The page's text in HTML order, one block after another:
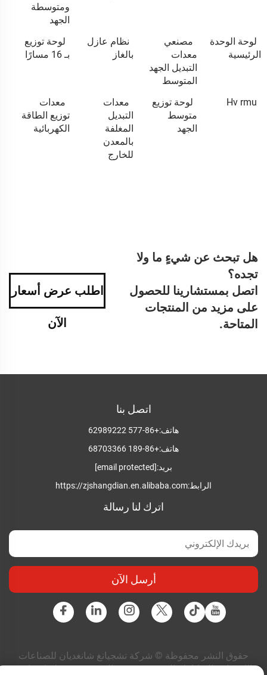
ومتوسطة
الجهد
لوحة الوحدة
الرئيسية
مصنعي
معدات
التبديل الجهد
المتوسط
نظام عازل
بالغاز
لوحة توزيع
بـ 16 مسارًا
Hv rmu
لوحة توزيع
متوسط
الجهد
معدات
التبديل
المغلفة
بالمعدن
للخارج
معدات
توزيع الطاقة
الكهربائية
هل تبحث عن شيءٍ ما ولا
تجده؟
اتصل بمستشارينا للحصول
على مزيد من المنتجات
المتاحة.
اطلب عرض أسعار
الآن
اتصل بنا
هاتف:+86-577 62989222
هاتف:+86-189 68703366
بريد:[email protected]
الرابط:https://zjshangdian.en.alibaba.com
اترك لنا رسالة
أرسل الآن
حقوق النشر محفوظة © شركة تشجيانغ شانغديان للصناعات
الكهربائية المتكاملة المحدودة. جميع الحقوق محفوظة |سياسة